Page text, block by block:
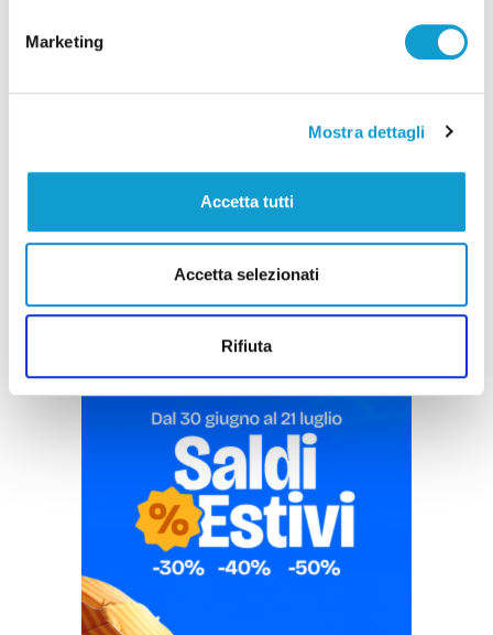
Marketing
Mostra dettagli
Accetta tutti
Accetta selezionati
Rifiuta
Pubblicità